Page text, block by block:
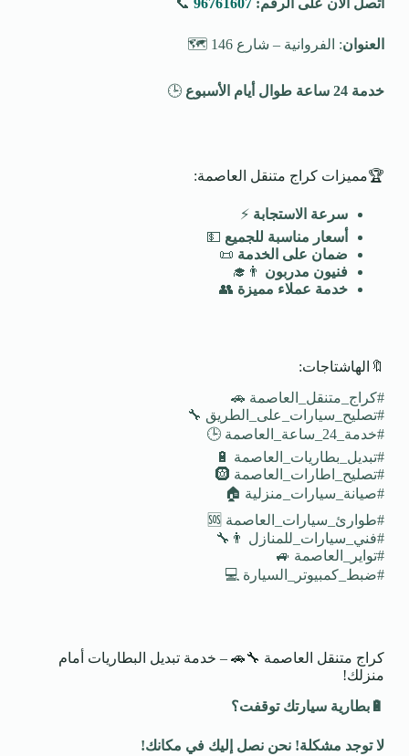
اتصل الآن على الرقم: 96761607
📞
العنوان: الفروانية – شارع 146 🗺️
خدمة 24 ساعة طوال أيام الأسبوع 🕒
🏆مميزات كراج متنقل العاصمة:
سرعة الاستجابة ⚡
أسعار مناسبة للجميع 💵
ضمان على الخدمة 📜
فنيون مدربون 👨‍🎓
خدمة عملاء مميزة 👥
🔖الهاشتاجات:
#كراج_متنقل_العاصمة 🚗
#تصليح_سيارات_على_الطريق 🔧
#خدمة_24_ساعة_العاصمة 🕒
#تبديل_بطاريات_العاصمة 🔋
#تصليح_اطارات_العاصمة 🛞
#صيانة_سيارات_منزلية 🏠
#طوارئ_سيارات_العاصمة 🆘
#فني_سيارات_للمنازل 👨‍🔧
#تواير_العاصمة 🚙
#ضبط_كمبيوتر_السيارة 💻
كراج متنقل العاصمة 🔧🚗 – خدمة تبديل البطاريات أمام
منزلك!
🔋 بطارية سيارتك توقفت؟
لا توجد مشكلة! نحن نصل إليك في مكانك!